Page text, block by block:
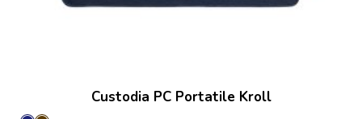
Custodia PC Portatile Kroll